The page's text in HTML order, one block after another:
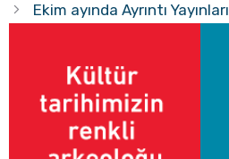
Ekim ayında Ayrıntı Yayınları